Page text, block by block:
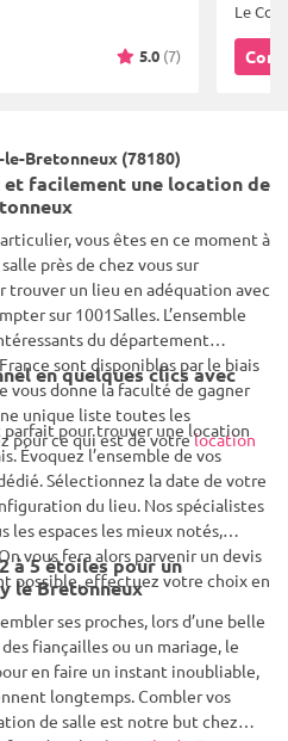
5.0 (7)
Le
Bretonneux (78180)
facilement une location de
vous êtes en ce moment à
près de chez vous sur
trouver un lieu en adéquation avec
sur 1001Salles. L’ensemble
du département
sont disponibles par le biais
donne la faculté de gagner
unique liste toutes les
pour ce qui est de votrelocation
en quelques clics avec
parfait pour trouver une location
Évoquez l’ensemble de vos
Sélectionnez la date de votre
du lieu. Nos spécialistes
les espaces les mieux notés,
vous fera alors parvenir un devis
possible, effectuez votre choix en
à 5 étoiles pour un
le Bretonneux
ses proches, lors d’une belle
fiançailles ou un mariage, le
en faire un instant inoubliable,
longtemps. Combler vos
de salle est notre but chez